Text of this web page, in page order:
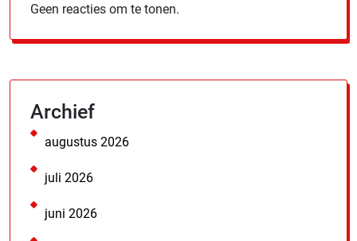
Geen reacties om te tonen.
Archief
augustus 2026
juli 2026
juni 2026